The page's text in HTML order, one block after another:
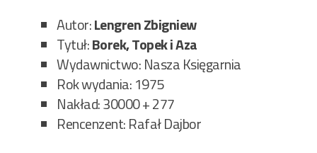
Autor:Lengren Zbigniew
Tytuł:Borek, Topek i Aza
Wydawnictwo: Nasza Księgarnia
Rok wydania: 1975
Nakład: 30000 + 277
Rencenzent: Rafał Dajbor